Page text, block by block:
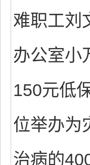
难职工刘
办公室小
150元低
位举办为
治病的